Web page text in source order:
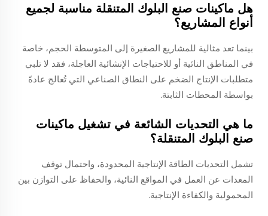
هل ماكينات صنع البلوك المتنقلة مناسبة لجميع
أنواع المشاريع؟
بينما تعد مثالية للمشاريع الصغيرة إلى المتوسطة الحجم، خاصة
في المناطق النائية أو للاحتياجات الإنشائية العاجلة، فقد لا تلبي
متطلبات الإنتاج الضخم على النطاق الصناعي التي تُعالج عادةً
بواسطة المحطات الثابتة.
ما هي التحديات الشائعة في تشغيل ماكينات
صنع البلوك المتنقلة؟
تشمل التحديات الطاقة الإنتاجية المحدودة، واحتمال توقف
المعدات عن العمل في المواقع النائية، والحفاظ على التوازن بين
المحمولية والكفاءة الإنتاجية.